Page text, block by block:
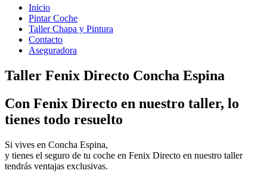
Inicio
Pintar Coche
Taller Chapa y Pintura
Contacto
Aseguradora
Taller Fenix Directo Concha Espina
Con Fenix Directo en nuestro taller, lo
tienes todo resuelto
Si vives en Concha Espina,
y tienes el seguro de tu coche en Fenix Directo en nuestro taller
tendrás ventajas exclusivas.